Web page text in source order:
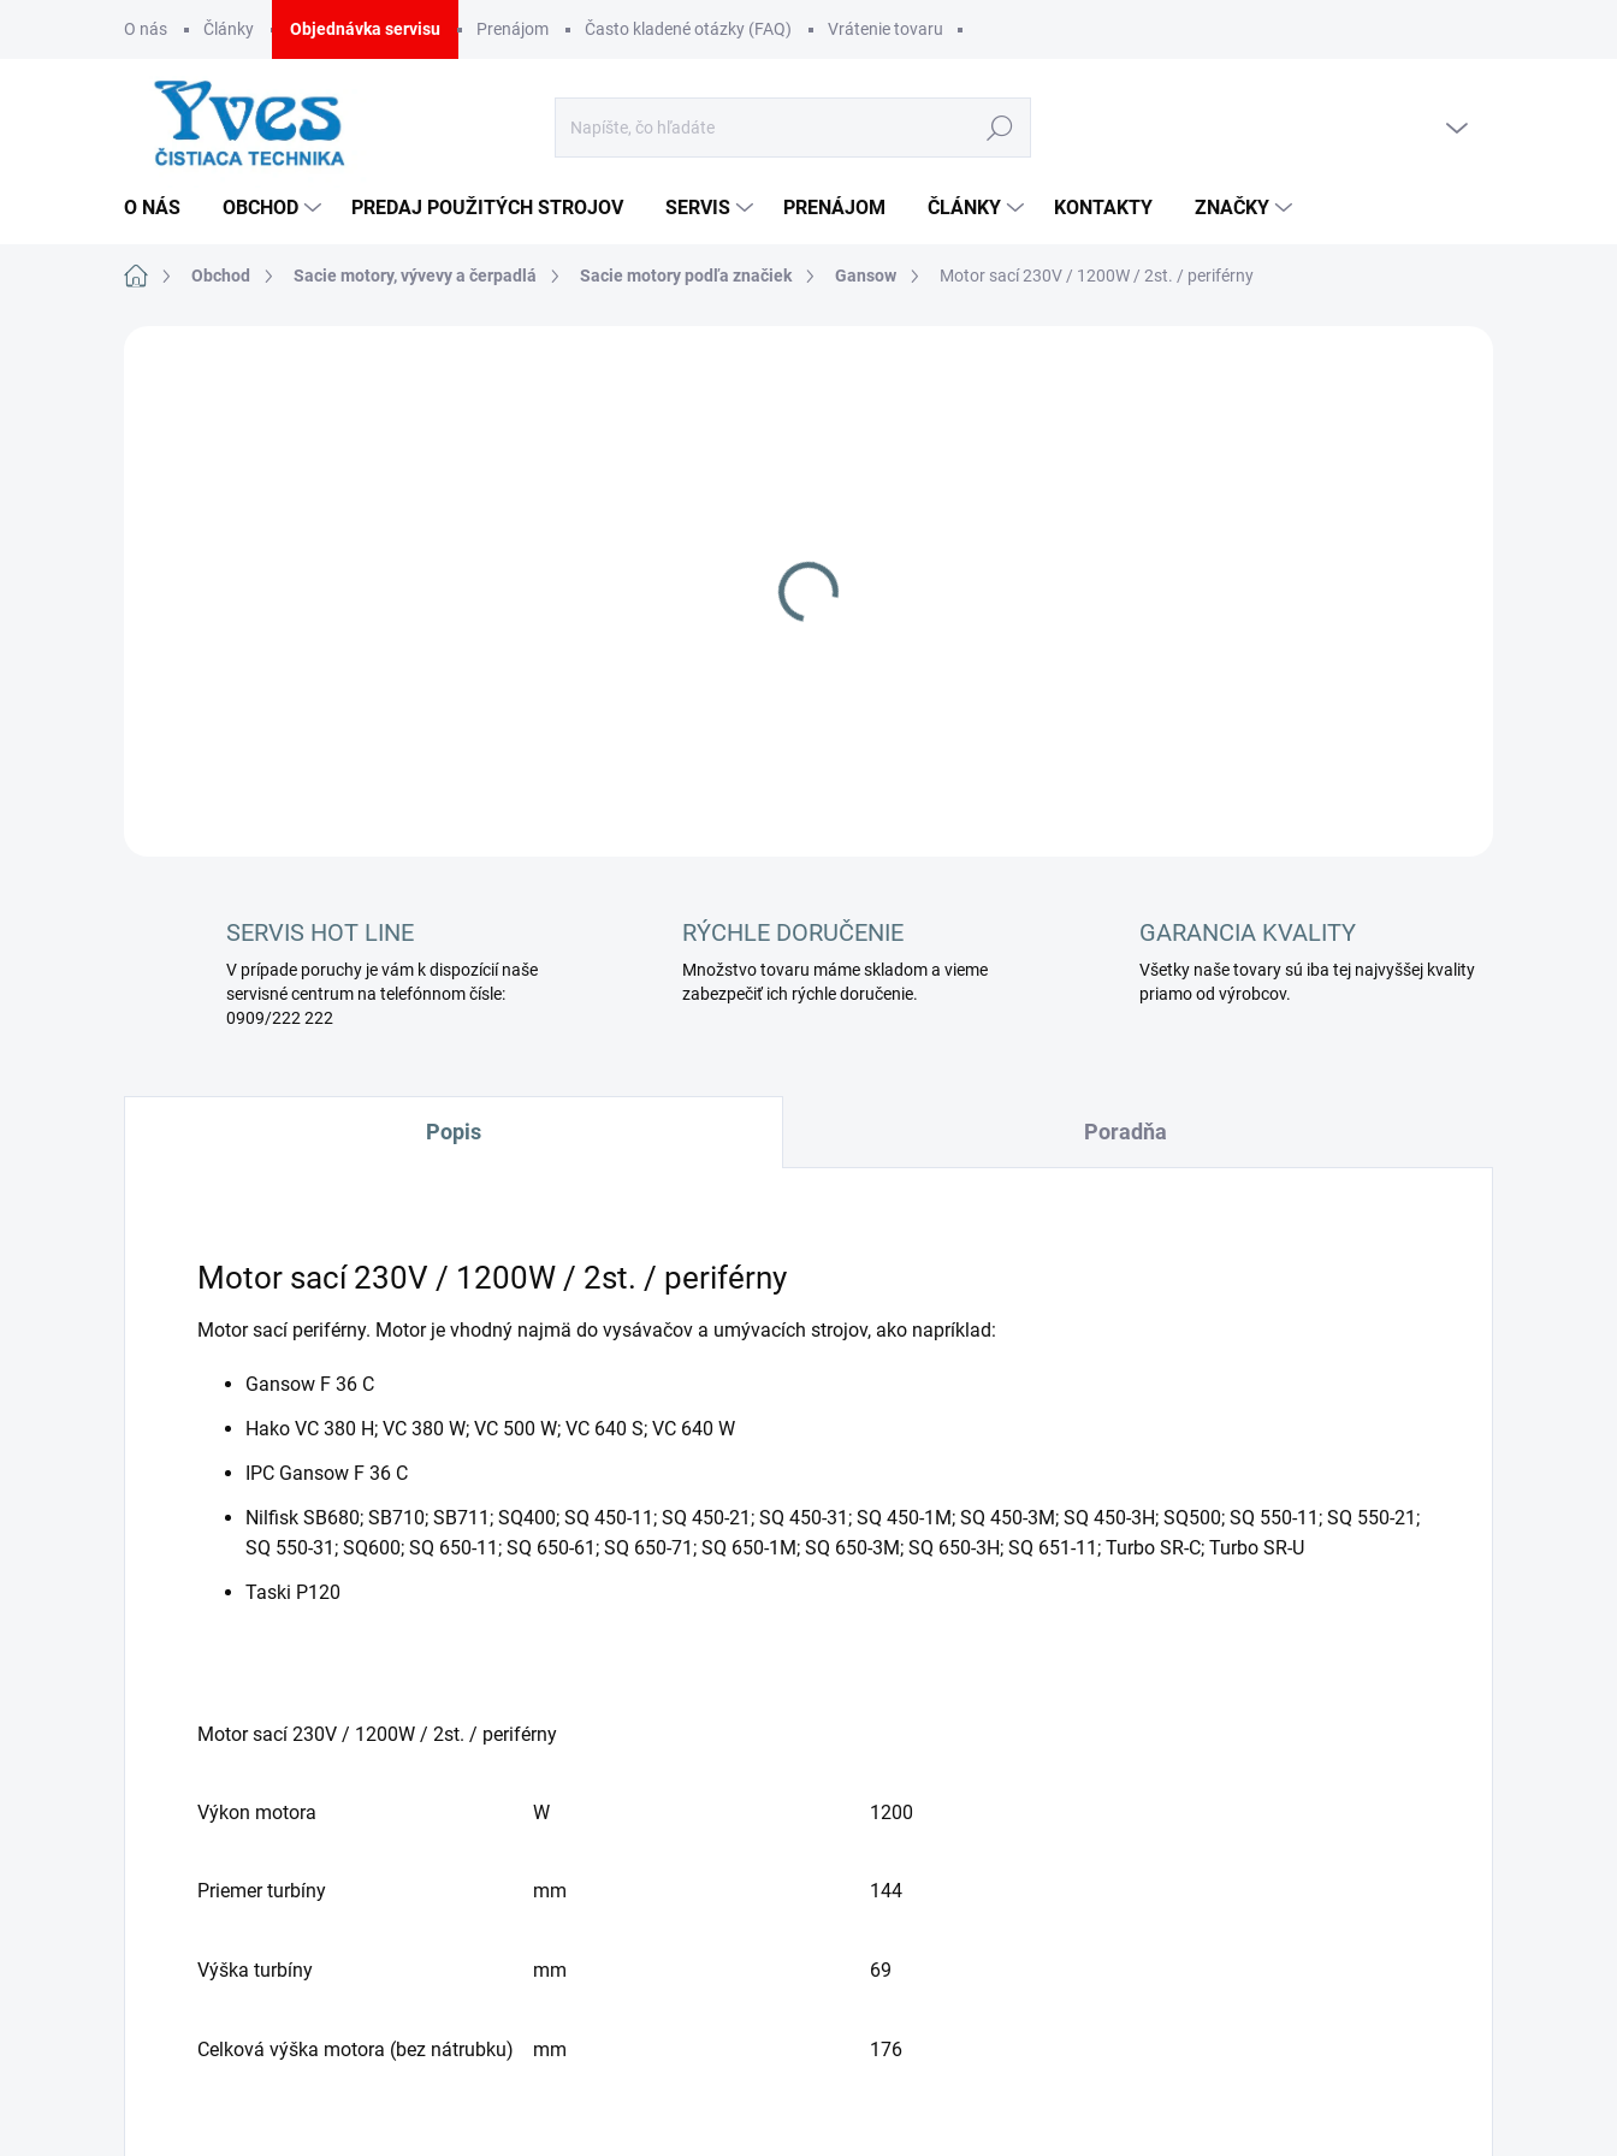
O nás Články Objednávka servisu Prenájom Často kladené otázky (FAQ) Vrátenie tovaru
Hľadať
O NÁS OBCHOD PREDAJ POUŽITÝCH STROJOV SERVIS PRENÁJOM ČLÁNKY KONTAKTY ZNAČKY
DomovObchod Sacie motory, vývevy a čerpadlá Sacie motory podľa značiek Gansow Motor sací 230V / 1200W / 2st. / periférny
SERVIS HOT LINE
V prípade poruchy je vám k dispozícií naše
servisné centrum na telefónnom čísle:
0909/222 222
RÝCHLE DORUČENIE
Množstvo tovaru máme skladom a vieme
zabezpečiť ich rýchle doručenie.
GARANCIA KVALITY
Všetky naše tovary sú iba tej najvyššej kvality
priamo od výrobcov.
Popis Poradňa
Motor sací 230V / 1200W / 2st. / periférny
Motor sací periférny. Motor je vhodný najmä do vysávačov a umývacích strojov, ako napríklad:
Gansow F 36 C
Hako VC 380 H; VC 380 W; VC 500 W; VC 640 S; VC 640 W
IPC Gansow F 36 C
Nilfisk SB680; SB710; SB711; SQ400; SQ 450-11; SQ 450-21; SQ 450-31; SQ 450-1M; SQ 450-3M; SQ 450-3H; SQ500; SQ 550-11; SQ 550-21;
SQ 550-31; SQ600; SQ 650-11; SQ 650-61; SQ 650-71; SQ 650-1M; SQ 650-3M; SQ 650-3H; SQ 651-11; Turbo SR-C; Turbo SR-U
Taski P120
Motor sací 230V / 1200W / 2st. / periférny
Výkon motora W 1200
Priemer turbíny mm 144
Výška turbíny mm 69
Celková výška motora (bez nátrubku) mm 176